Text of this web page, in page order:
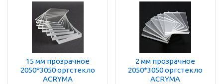
15 мм прозрачное
2050*3050 оргстекло
ACRYMA
2 мм прозрачное
2050*3050 оргстекло
ACRYMA